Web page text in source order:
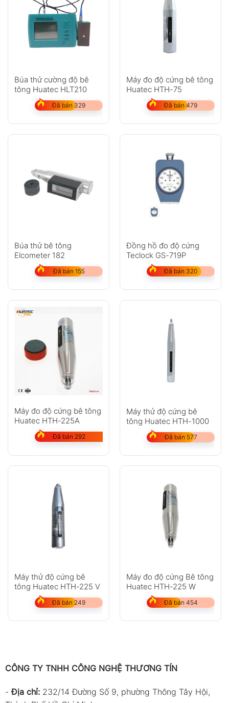
Búa thử cường độ bê
tông Huatec HLT210
Đã bán 329
Máy đo độ cứng bê tông
Huatec HTH-75
Đã bán 479
Búa thử bê tông
Elcometer 182
Đã bán 155
Đồng hồ đo độ cứng
Teclock GS-719P
Đã bán 320
Máy đo độ cứng bê tông
Huatec HTH-225A
Đã bán 292
Máy thử độ cứng bê
tông Huatec HTH-1000
Đã bán 577
Máy thử độ cứng bê
tông Huatec HTH-225 V
Đã bán 249
Máy đo độ cứng Bê tông
Huatec HTH-225 W
Đã bán 454
CÔNG TY TNHH CÔNG NGHỆ THƯƠNG TÍN
-Địa chỉ: 232/14 Đường Số 9, phường Thông Tây Hội,